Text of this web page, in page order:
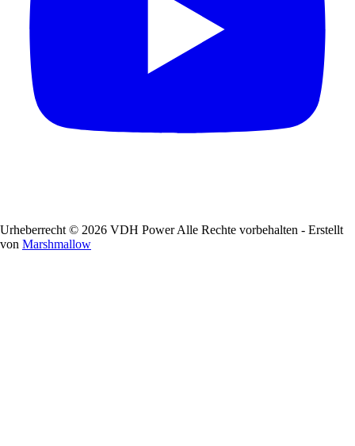
Urheberrecht © 2026 VDH Power Alle Rechte vorbehalten - Erstellt
von Marshmallow